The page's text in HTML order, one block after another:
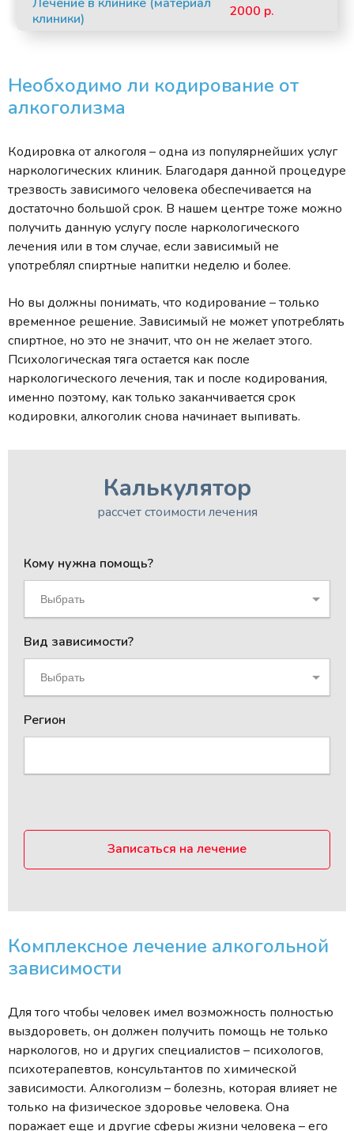
клиники)
2000 р.
Необходимо ли кодирование от
алкоголизма
Кодировка от алкоголя – одна из популярнейших услуг
наркологических клиник. Благодаря данной процедуре
трезвость зависимого человека обеспечивается на
достаточно большой срок. В нашем центре тоже можно
получить данную услугу после наркологического
лечения или в том случае, если зависимый не
употреблял спиртные напитки неделю и более.
Но вы должны понимать, что кодирование – только
временное решение. Зависимый не может употреблять
спиртное, но это не значит, что он не желает этого.
Психологическая тяга остается как после
наркологического лечения, так и после кодирования,
именно поэтому, как только заканчивается срок
кодировки, алкоголик снова начинает выпивать.
Калькулятор
рассчет стоимости лечения
Кому нужна помощь?
Выбрать
Вид зависимости?
Выбрать
Регион
Записаться на лечение
Комплексное лечение алкогольной
зависимости
Для того чтобы человек имел возможность полностью
выздороветь, он должен получить помощь не только
наркологов, но и других специалистов – психологов,
психотерапевтов, консультантов по химической
зависимости. Алкоголизм – болезнь, которая влияет не
только на физическое здоровье человека. Она
поражает еще и другие сферы жизни человека – его